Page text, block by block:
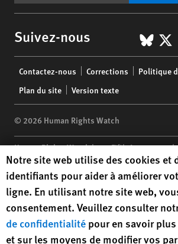
Suivez-nous X
menu
Contactez-nous Corrections
Politique
Plan du site
Version texte
© 2026 Human Rights Watch
Human Rights Watch| 350 Fifth Avenue,
10118-3299USA |t1.212.290.4700
Human Rights Watchis a 501(C)(3) nonprofit
under EIN: 13-2875808
Human Rights Watch cookie
Notre site web utilise des cookies et
identifiants pour aider à améliorer
ligne. En utilisant notre site web,
consentement. Veuillez consulter
de confidentialité pour en savoir
et sur les moyens de modifier vos